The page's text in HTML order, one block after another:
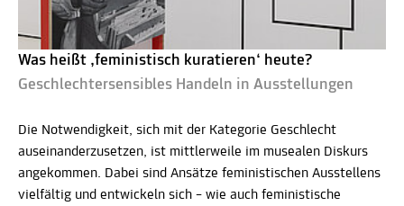
Was heißt ‚feministisch kuratieren‘ heute?
Geschlechtersensibles Handeln in Ausstellungen
Die Notwendigkeit, sich mit der Kategorie Geschlecht
auseinanderzusetzen, ist mittlerweile im musealen Diskurs
angekommen. Dabei sind Ansätze feministischen Ausstellens
vielfältig und entwickeln sich – wie auch feministische